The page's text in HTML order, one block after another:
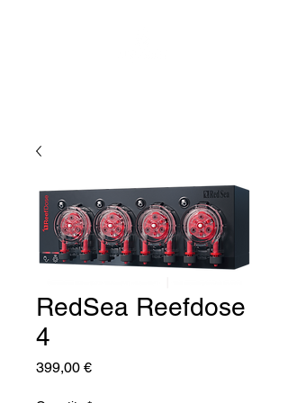
RedSea Reefdose
4
399,00 €Price